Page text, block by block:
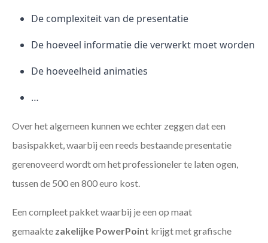
De complexiteit van de presentatie
De hoeveel informatie die verwerkt moet worden
De hoeveelheid animaties
…
Over het algemeen kunnen we echter zeggen dat een
basispakket, waarbij een reeds bestaande presentatie
gerenoveerd wordt om het professioneler te laten ogen,
tussen de 500 en 800 euro kost.
Een compleet pakket waarbij je een op maat
gemaakte zakelijke PowerPoint krijgt met grafische